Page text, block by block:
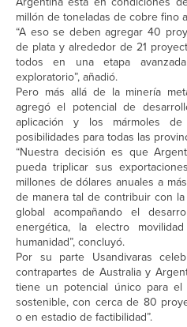
millón de toneladas de cobre fino
“A eso se deben agregar 40
de plata y alrededor de 21
todos en una etapa
exploratorio”, añadió.
Pero más allá de la minería
agregó el potencial de
aplicación y los mármoles
posibilidades para todas las
“Nuestra decisión es que
pueda triplicar sus
millones de dólares anuales a
de manera tal de contribuir con
global acompañando el
energética, la electro
humanidad”, concluyó.
Por su parte Usandivaras
contrapartes de Australia y
tiene un potencial único para
sostenible, con cerca de 80
o en estadio de factibilidad”.